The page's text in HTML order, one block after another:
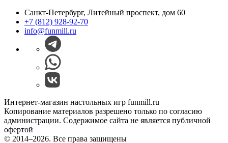
Санкт-Петербург, Литейный проспект, дом 60
+7 (812) 928-92-70
info@funmill.ru
Интернет-магазин настольных игр funmill.ru
Копирование материалов разрешено только по согласию
администрации. Содержимое сайта не является публичной
офертой
© 2014–2026. Все права защищены